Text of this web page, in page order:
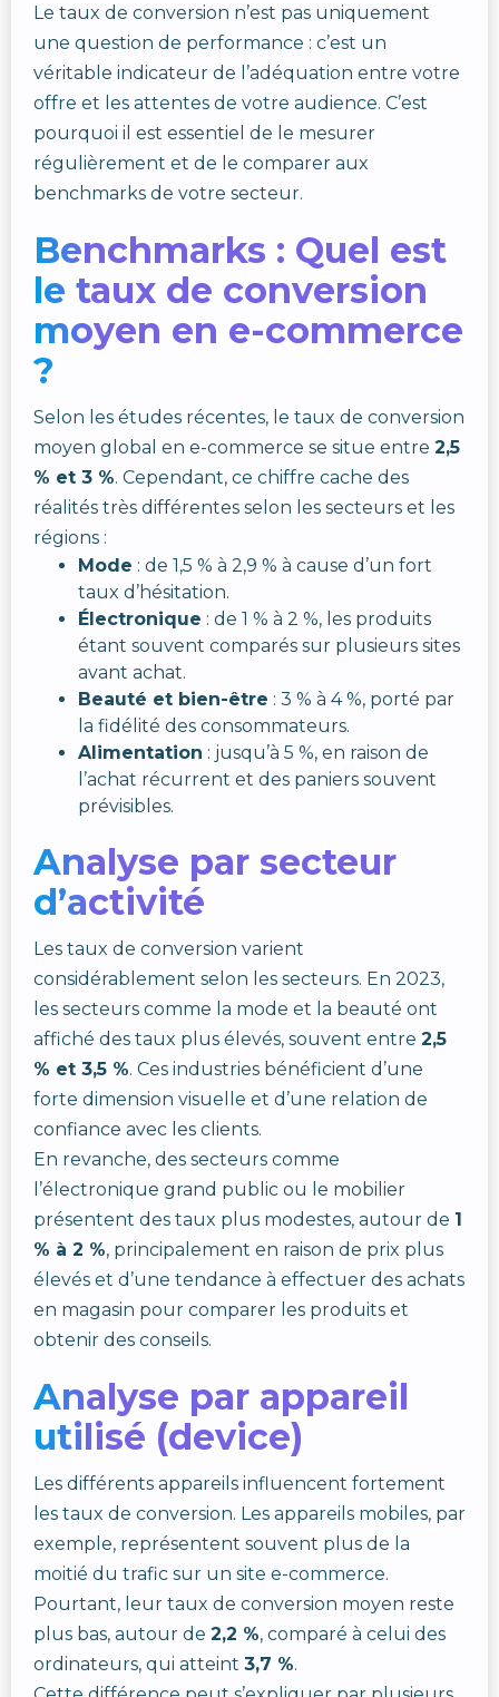
Le taux de conversion n’est pas uniquement
une question de performance : c’est un
véritable indicateur de l’adéquation entre votre
offre et les attentes de votre audience. C’est
pourquoi il est essentiel de le mesurer
régulièrement et de le comparer aux
benchmarks de votre secteur.
Benchmarks : Quel est
le taux de conversion
moyen en e-commerce
?
Selon les études récentes, le taux de conversion
moyen global en e-commerce se situe entre 2,5
% et 3 %. Cependant, ce chiffre cache des
réalités très différentes selon les secteurs et les
régions :
Mode : de 1,5 % à 2,9 % à cause d’un fort
taux d’hésitation.
Électronique : de 1 % à 2 %, les produits
étant souvent comparés sur plusieurs sites
avant achat.
Beauté et bien-être : 3 % à 4 %, porté par
la fidélité des consommateurs.
Alimentation : jusqu’à 5 %, en raison de
l’achat récurrent et des paniers souvent
prévisibles.
Analyse par secteur
d’activité
Les taux de conversion varient
considérablement selon les secteurs. En 2023,
les secteurs comme la mode et la beauté ont
affiché des taux plus élevés, souvent entre 2,5
% et 3,5 %. Ces industries bénéficient d’une
forte dimension visuelle et d’une relation de
confiance avec les clients.
En revanche, des secteurs comme
l’électronique grand public ou le mobilier
présentent des taux plus modestes, autour de 1
% à 2 %, principalement en raison de prix plus
élevés et d’une tendance à effectuer des achats
en magasin pour comparer les produits et
obtenir des conseils.
Analyse par appareil
utilisé (device)
Les différents appareils influencent fortement
les taux de conversion. Les appareils mobiles, par
exemple, représentent souvent plus de la
moitié du trafic sur un site e-commerce.
Pourtant, leur taux de conversion moyen reste
plus bas, autour de 2,2 %, comparé à celui des
ordinateurs, qui atteint 3,7 %.